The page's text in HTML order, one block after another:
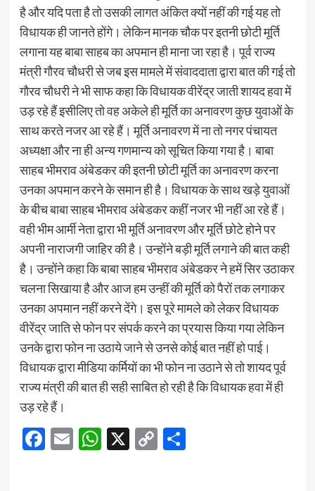
है और यदि पता है तो उसकी लागत अंकित क्यों नहीं की गई यह तो
विधायक ही जानते होंगे। लेकिन मानक चौक पर इतनी छोटी मूर्ति
लगाना यह बाबा साहब का अपमान ही माना जा रहा है। पूर्व राज्य
मंत्री गौरव चौधरी से जब इस मामले में संवाददाता द्वारा बात की गई तो
गौरव चौधरी ने भी साफ कहा कि विधायक वीरेंद्र जाती शायद हवा में
उड़ रहे हैं इसीलिए तो वह अकेले ही मूर्ति का अनावरण कुछ युवाओं के
साथ करते नजर आ रहे हैं। मूर्ति अनावरण में ना तो नगर पंचायत
अध्यक्षा और ना ही अन्य गणमान्य को सूचित किया गया है। बाबा
साहब भीमराव अंबेडकर की इतनी छोटी मूर्ति का अनावरण करना
उनका अपमान करने के समान ही है। विधायक के साथ खड़े युवाओं
के बीच बाबा साहब भीमराव अंबेडकर कहीं नजर भी नहीं आ रहे हैं।
वही भीम आर्मी नेता द्वारा भी मूर्ति अनावरण और मूर्ति छोटे होने पर
अपनी नाराजगी जाहिर की है। उन्होंने बड़ी मूर्ति लगाने की बात कही
है। उन्होंने कहा कि बाबा साहब भीमराव अंबेडकर ने हमें सिर उठाकर
चलना सिखाया है और आज हम उन्हीं की मूर्ति को पैरों तक लगाकर
उनका अपमान नहीं करने देंगे। इस पूरे मामले को लेकर विधायक
वीरेंद्र जाति से फोन पर संपर्क करने का प्रयास किया गया लेकिन
उनके द्वारा फोन ना उठाये जाने से उनसे कोई बात नहीं हो पाई।
विधायक द्वारा मीडिया कर्मियों का भी फोन ना उठाने से तो शायद पूर्व
राज्य मंत्री की बात ही सही साबित हो रही है कि विधायक हवा में ही
उड़ रहे हैं।
Facebook
EmailWhatsApp
X CopyShare